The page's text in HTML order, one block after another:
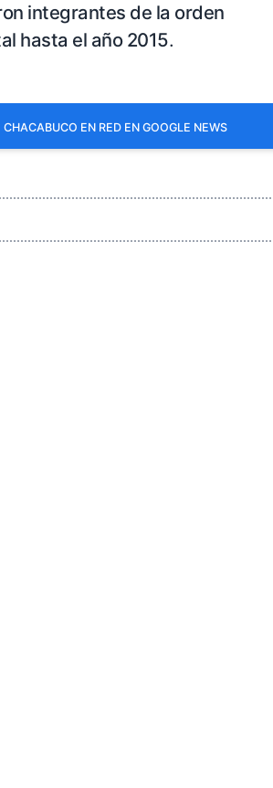
integrantes de la orden
hasta el año 2015.
CHACABUCO EN RED EN GOOGLE NEWS